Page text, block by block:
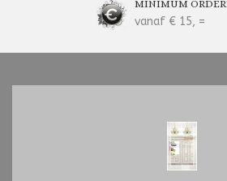
MINIMUM
vanaf € 15, =